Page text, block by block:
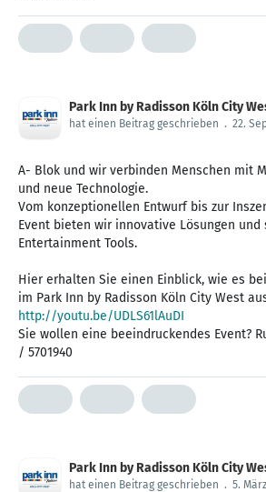
Park Inn by Radisson Köln City
hat einen Beitrag geschrieben . 22.
A- Blok und wir verbinden Menschen mit
und neue Technologie.
Vom konzeptionellen Entwurf bis zur
Event bieten wir innovative Lösungen und
Entertainment Tools.
Hier erhalten Sie einen Einblick, wie es
im Park Inn by Radisson Köln City West
http://youtu.be/UDLS61lAuDI
Sie wollen eine beeindruckendes Event?
/ 5701940
Park Inn by Radisson Köln City
hat einen Beitrag geschrieben . 5.